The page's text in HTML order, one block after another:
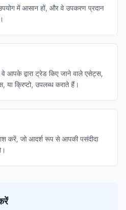
में आसान हों, और वे उपकरण प्रदान
आपके द्वारा ट्रेड किए जाने वाले एसेट्स,
या क्रिप्टो, उपलब्ध कराते हैं।
करें, जो आदर्श रूप से आपकी पसंदीदा